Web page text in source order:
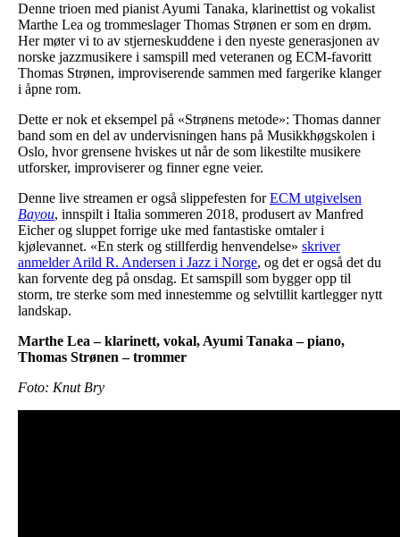
Denne trioen med pianist Ayumi Tanaka, klarinettist og vokalist
Marthe Lea og trommeslager Thomas Strønen er som en drøm.
Her møter vi to av stjerneskuddene i den nyeste generasjonen av
norske jazzmusikere i samspill med veteranen og ECM-favoritt
Thomas Strønen, improviserende sammen med fargerike klanger
i åpne rom.
Dette er nok et eksempel på «Strønens metode»: Thomas danner
band som en del av undervisningen hans på Musikkhøgskolen i
Oslo, hvor grensene hviskes ut når de som likestilte musikere
utforsker, improviserer og finner egne veier.
Denne live streamen er også slippefesten forECM utgivelsen
Bayou, innspilt i Italia sommeren 2018, produsert av Manfred
Eicher og sluppet forrige uke med fantastiske omtaler i
kjølevannet. «En sterk og stillferdig henvendelse» skriver
anmelder Arild R. Andersen i Jazz i Norge, og det er også det du
kan forvente deg på onsdag. Et samspill som bygger opp til
storm, tre sterke som med innestemme og selvtillit kartlegger nytt
landskap.
Marthe Lea – klarinett, vokal, Ayumi Tanaka – piano,
Thomas Strønen – trommer
Foto: Knut Bry